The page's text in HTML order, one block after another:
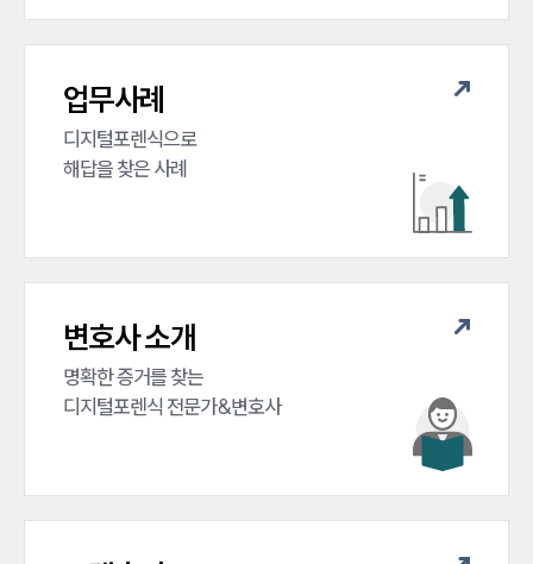
업무사례
디지털포렌식으로
해답을 찾은 사례
변호사 소개
명확한 증거를 찾는
디지털포렌식 전문가&변호사